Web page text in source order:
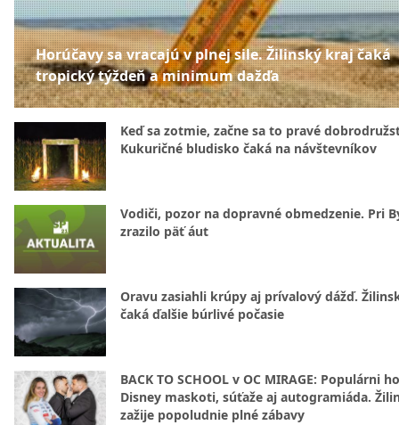
Horúčavy sa vracajú v plnej sile. Žilinský kraj čaká
tropický týždeň a minimum dažďa
Keď sa zotmie, začne sa to pravé
Kukuričné bludisko čaká na návštevníkov
Vodiči, pozor na dopravné obmedzenie. Pri
zrazilo päť áut
Oravu zasiahli krúpy aj prívalový dážď.
čaká ďalšie búrlivé počasie
BACK TO SCHOOL v OC MIRAGE: Populárni
Disney maskoti, súťaže aj autogramiáda.
zažije popoludnie plné zábavy